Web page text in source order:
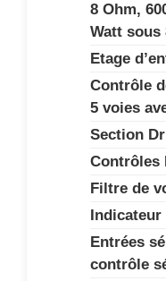
8 Ohm,
Watt sous
Etage
Contrôle
5 voies
Section
Contrôles
Filtre de
Indicateur
Entrées
contrôle